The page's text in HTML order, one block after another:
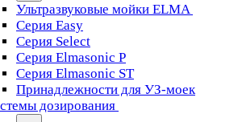
Ультразвуковые мойки ELMA
Серия Easy
Серия Select
Серия Elmasonic P
Серия Elmasonic ST
Принадлежности для УЗ-моек
дозирования